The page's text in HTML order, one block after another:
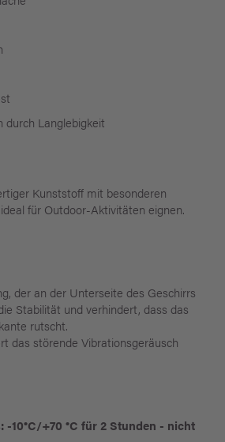
durch Langlebigkeit
Kunststoff mit besonderen
für Outdoor-Aktivitäten eignen.
der an der Unterseite des Geschirrs
Stabilität und verhindert, dass das
rutscht.
das störende Vibrationsgeräusch
10°C/+70 °C für 2 Stunden - nicht